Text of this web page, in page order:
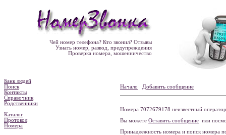
Чей номер телефона? Кто звонил? Отзывы
Узнать номер, развод, предупреждения
Проверка номера, мошенничество
Банк людей
Поиск
Контакты
Справочник
Родственники
Каталог
Протокол
Номера
Начало Добавить сообщение
Номера 7072679178 неизвестный оператор
Вы можете Оставить сообщение или
Принадлежность номера и поиск номера